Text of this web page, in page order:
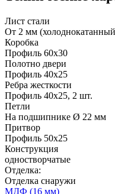
Д-35 С
C51
Лист стали
От 2 мм
Коробка
Профиль 60х30
Полотно двери
Профиль 40х25
Ребра жесткости
Профиль 40х25, 2 шт.
Петли
На подшипнике Ø 22 мм
Притвор
Профиль 50х25
Конструкция
одностворчатые
Отделка:
Отделка снаружи
МДФ (16 мм)